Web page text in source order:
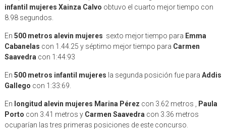
infantil mujeres Xainza Calvo obtuvo el cuarto mejor tiempo con
8.98 segundos.
En 500 metros alevin mujeres sexto mejor tiempo para Emma
Cabanelas con 1.44.25 y séptimo mejor tiempo para Carmen
Saavedracon 1:44:93
En 500 metros infantil mujeres la segunda posición fue para Addis
Gallego con 1:33:69.
En longitud alevin mujeres Marina Pérez con 3.62 metros , Paula
Porto con 3.41 metros y Carmen Saavedracon 3.36 metros
ocuparían las tres primeras posiciones de este concurso.